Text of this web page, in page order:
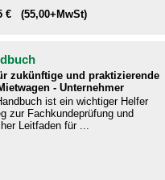
€ (55,00+MwSt)
zukünftige und praktizierende
- Unternehmer
ist ein wichtiger Helfer
zur Fachkundeprüfung und
Leitfaden für ...